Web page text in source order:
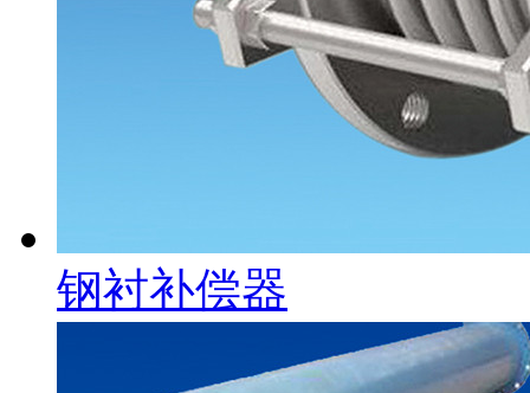
钢衬补偿器